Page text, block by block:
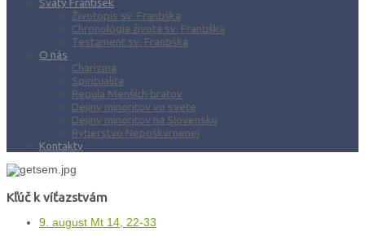
Svätý František
Životopis sv. Františka
Chronológia života sv. Františka
Testament sv. Františka
O nás
Charizma
Spiritualita
Regula Menších bratov
Dejiny minoritov vo svete
Dejiny minoritov na Slovensku
Rytierstvo Nepoškvrnenej
Kontakty
Kľúč k víťazstvám
9. august Mt 14, 22-33